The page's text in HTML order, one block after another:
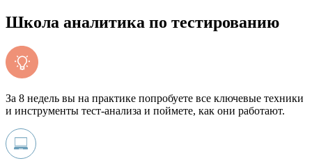
Школа аналитика по тестированию
За 8 недель вы на практике попробуете все ключевые техники
и инструменты тест-анализа и поймете, как они работают.